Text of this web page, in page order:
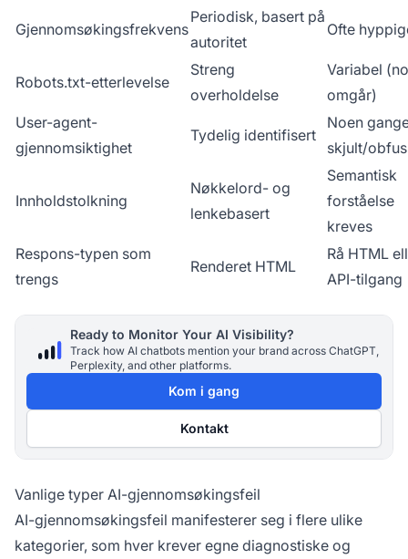
Gjennomsøkingsfrekvens
Periodisk, basert på
autoritet
Ofte
Robots.txt-etterlevelse
Streng
overholdelse
Variabel
omgår)
User-agent-
gjennomsiktighet
Tydelig identifisert
Noen
skjult/
Innholdstolkning
Nøkkelord- og
lenkebasert
Semantisk
forståelse
kreves
Respons-typen som
trengs
Renderet HTML
Rå HTML
API-tilgang
Ready to Monitor Your AI Visibility?
Track how AI chatbots mention your brand across ChatGPT,
Perplexity, and other platforms.
Kom i gang
Kontakt
Vanlige typer AI-gjennomsøkingsfeil
AI-gjennomsøkingsfeil manifesterer seg i flere ulike
kategorier, som hver krever egne diagnostiske og